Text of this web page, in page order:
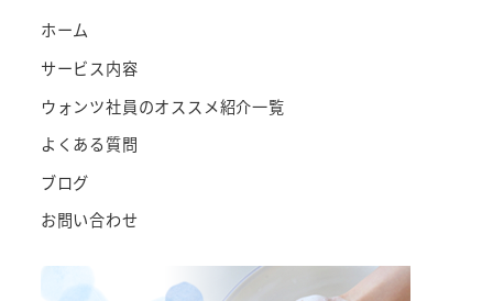
ホーム
サービス内容
ウォンツ社員のオススメ紹介一覧
よくある質問
ブログ
お問い合わせ